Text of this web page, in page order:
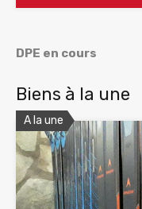
DPE en cours
Biens à la une
A la une